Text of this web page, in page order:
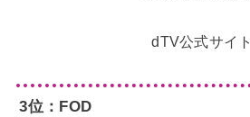
dTV公式サイト
3位：FOD